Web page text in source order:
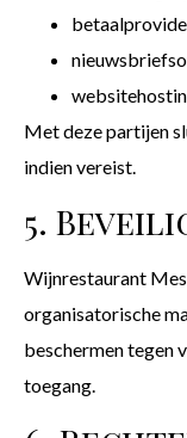
Met deze partijen
indien vereist.
5.
Wijnrestaurant Mes
organisatorische
beschermen tegen
toegang.